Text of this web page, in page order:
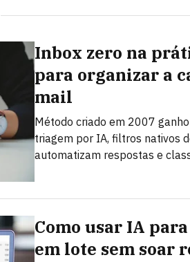
Inbox zero na
para organizar a
mail
Método criado em 2007
triagem por IA, filtros nativos
automatizam respostas e
Como usar IA
em lote sem soar